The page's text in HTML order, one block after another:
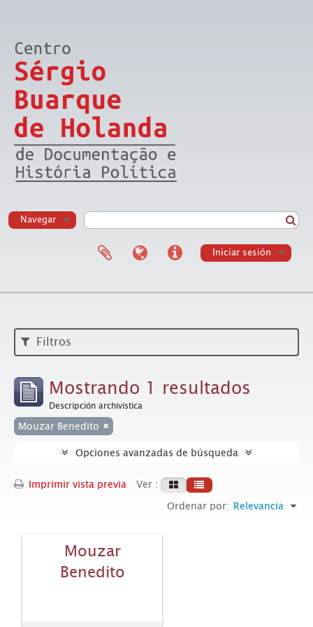
Navegar
Iniciar sesión
Filtros
Mostrando 1 resultados
Descripción archivística
Mouzar Benedito
Opciones avanzadas de búsqueda
Imprimir vista previa
Ver :
Ordenar por: Relevancia
Mouzar
Benedito